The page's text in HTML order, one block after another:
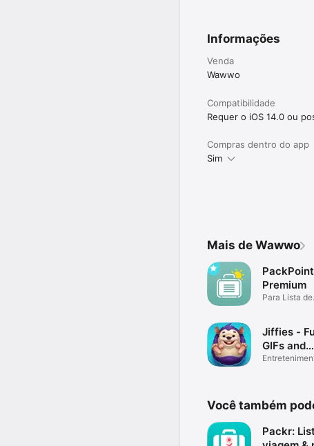
Informações
Venda
Wawwo
Compatibilidade
Requer o iOS 14.0 ou
Compras dentro do app
Sim
Mais de Wawwo
PackPoint
Premium
Para Lista de
Jiffies -
GIFs and
Memes
Você também
Packr: